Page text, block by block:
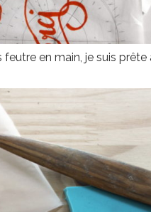
en main, je suis prête